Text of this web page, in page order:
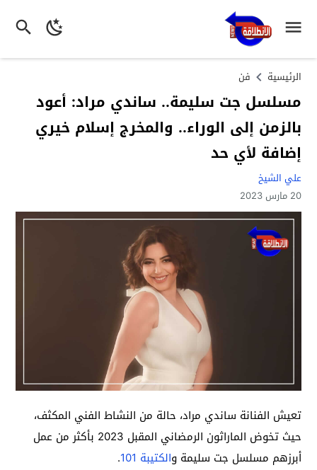
الرئيسية فن
مسلسل جت سليمة.. ساندي مراد: أعود
بالزمن إلى الوراء.. والمخرج إسلام خيري
إضافة لأي حد
علي الشيخ
20 مارس 2023
تعيش الفنانة ساندي مراد، حالة من النشاط الفني المكثف،
حيث تخوض الماراثون الرمضاني المقبل 2023 بأكثر من عمل
أبرزهم مسلسل جت سليمة والكتيبة 101
.